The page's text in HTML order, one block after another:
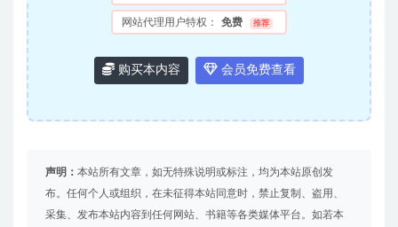
网站代理用户特权： 免费 推荐
购买本内容 会员免费查看
声明： 本站所有文章，如无特殊说明或标注，均为本站原创发
布。任何个人或组织，在未征得本站同意时，禁止复制、盗用、
采集、发布本站内容到任何网站、书籍等各类媒体平台。如若本